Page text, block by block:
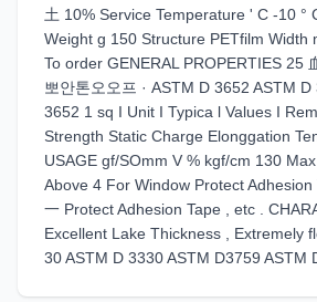
土 10% Service Temperature ' C -10 °
Weight g 150 Structure PETfilm Width
To order GENERAL PROPERTIES 25
뽀안톤오오프 · ASTM D 3652 ASTM
3652 1 sq I Unit I Typica l Values I
Strength Static Charge Elonggation
USAGE gf/SOmm V % kgf/cm 130
Above 4 For Window Protect Adhesion
一 Protect Adhesion Tape , etc .
Excellent Lake Thickness , Extremely
30 ASTM D 3330 ASTM D3759 ASTM